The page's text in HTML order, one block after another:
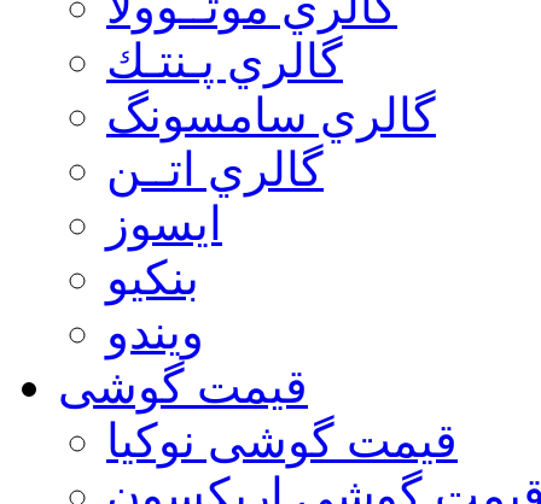
گالري پـنتـك
گالري سامسونگ
گالري اتــن
ایسوز
بنکیو
ویندو
قیمت گوشی
قیمت گوشی نوكيا